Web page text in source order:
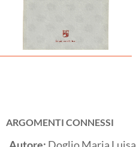
ARGOMENTI CONNESSI